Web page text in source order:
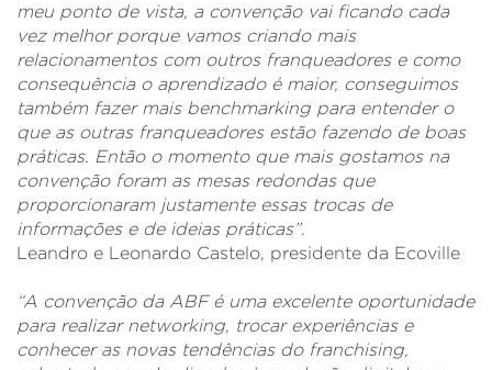
meu ponto de vista, a convenção vai ficando cada
vez melhor porque vamos criando mais
relacionamentos com outros franqueadores e como
consequência o aprendizado é maior, conseguimos
também fazer mais benchmarking para entender o
que as outras franqueadores estão fazendo de boas
práticas. Então o momento que mais gostamos na
convenção foram as mesas redondas que
proporcionaram justamente essas trocas de
informações e de ideias práticas”.
Leandro e Leonardo Castelo, presidente da Ecoville
“A convenção da ABF é uma excelente oportunidade
para realizar networking, trocar experiências e
conhecer as novas tendências do franchising,